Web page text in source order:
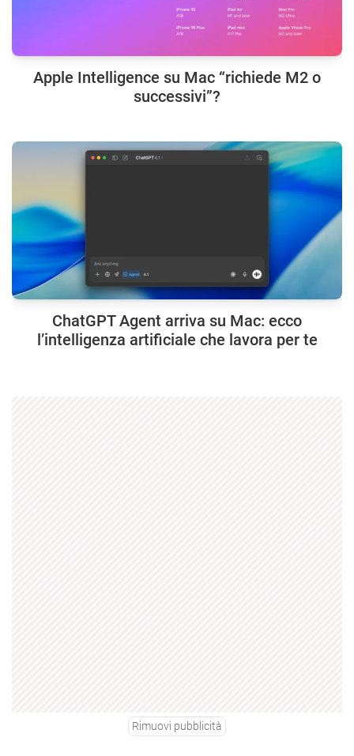
Apple Intelligence su Mac “richiede M2 o
successivi”?
ChatGPT Agent arriva su Mac: ecco
l’intelligenza artificiale che lavora per te
Rimuovi pubblicità